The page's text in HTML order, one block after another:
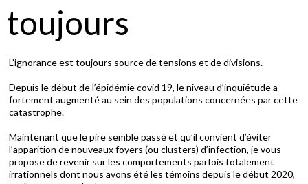
toujours
L’ignorance est toujours source de tensions et de divisions.
Depuis le début de l’épidémie covid 19, le niveau d’inquiétude a
fortement augmenté au sein des populations concernées par cette
catastrophe.
Maintenant que le pire semble passé et qu’il convient d’éviter
l’apparition de nouveaux foyers (ou clusters) d’infection, je vous
propose de revenir sur les comportements parfois totalement
irrationnels dont nous avons été les témoins depuis le début 2020,